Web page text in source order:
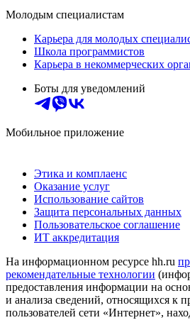
Молодым специалистам
Карьера для молодых
Школа программистов
Карьера в некоммерческих
Боты для уведомлений
Мобильное приложение
Этика и комплаенс
Оказание услуг
Использование сайтов
Защита персональных данных
Пользовательское соглашение
ИТ аккредитация
На информационном ресурсе hh.ru
рекомендательные технологии
предоставления информации на
и анализа сведений, относящихся к
пользователей сети «Интернет»,